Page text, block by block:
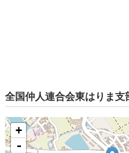
全国仲人連合会東はりま支
+
-